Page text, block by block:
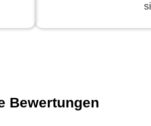
Bewertungen